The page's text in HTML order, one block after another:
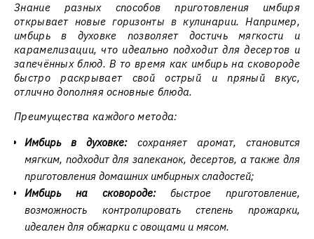
Знание разных способов приготовления имбиря
открывает новые горизонты в кулинарии. Например,
имбирь в духовке позволяет достичь мягкости и
карамелизации, что идеально подходит для десертов и
запечённых блюд. В то время как имбирь на сковороде
быстро раскрывает свой острый и пряный вкус,
отлично дополняя основные блюда.
Преимущества каждого метода:
Имбирь в духовке:сохраняет аромат, становится
мягким, подходит для запеканок, десертов, а также для
приготовления домашних имбирных сладостей;
Имбирь на сковороде:быстрое приготовление,
возможность контролировать степень прожарки,
идеален для обжарки с овощами и мясом.